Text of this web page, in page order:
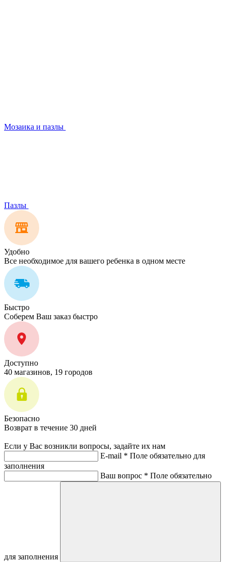
Мозаика и пазлы
Пазлы
Удобно
Все необходимое для вашего ребенка в одном месте
Быстро
Соберем Ваш заказ быстро
Доступно
40 магазинов, 19 городов
Безопасно
Возврат в течение 30 дней
Если у Вас возникли вопросы, задайте их нам
E-mail * Поле обязательно для
заполнения
Ваш вопрос * Поле обязательно
для заполнения